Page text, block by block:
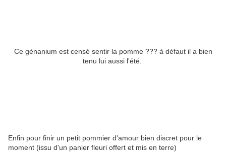
Ce génanium est censé sentir la pomme ??? à défaut il a bien
tenu lui aussi l'été.
Enfin pour finir un petit pommier d'amour bien discret pour le
moment (issu d'un panier fleuri offert et mis en terre)